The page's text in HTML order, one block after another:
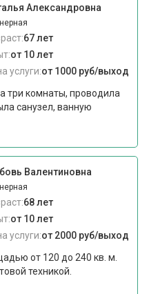
Александровна
67 лет
от 10 лет
услуги:от 1000 руб/выход
три комнаты, проводила
санузел, ванную
Валентиновна
68 лет
от 10 лет
услуги:от 2000 руб/выход
от 120 до 240 кв. м.
техникой.